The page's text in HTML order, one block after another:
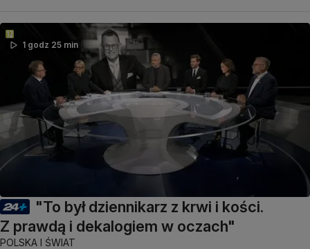
1 godz 25 min
"To był dziennikarz z krwi i kości.
Z prawdą i dekalogiem w oczach"
POLSKA I ŚWIAT